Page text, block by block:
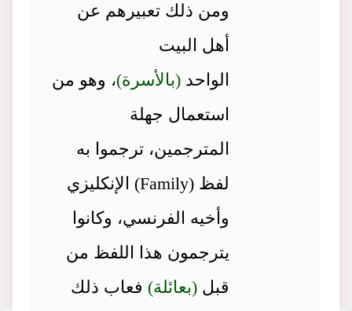
ومن ذلك تعبيرهم عن
أهل البيت
الواحد (بالأسرة)، وهو من
استعمال جهلة
المترجمين، ترجموا به
لفظ (Family) الإنكليزي
وأخيه الفرنسي، وكانوا
يترجمون هذا اللفظ من
قبل (بعائلة) فعاب ذلك